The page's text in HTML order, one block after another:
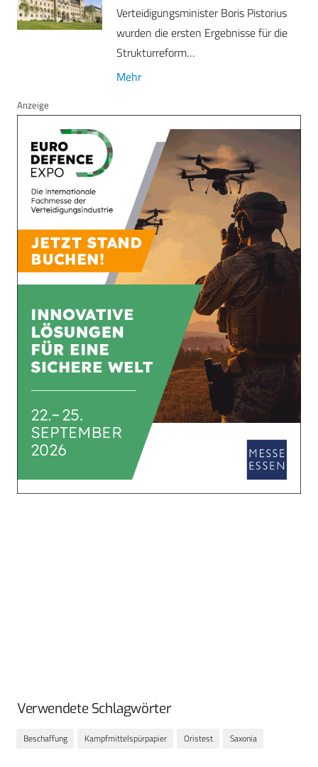
Verteidigungsminister Boris Pistorius
wurden die ersten Ergebnisse für die
Strukturreform…
Mehr
Anzeige
Verwendete Schlagwörter
Beschaffung Kampfmittelspürpapier Oristest Saxonia